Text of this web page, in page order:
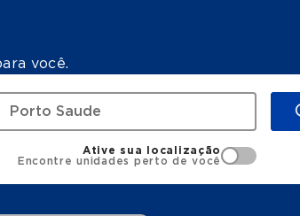
você.
Ative sua localização
Encontre unidades perto de você